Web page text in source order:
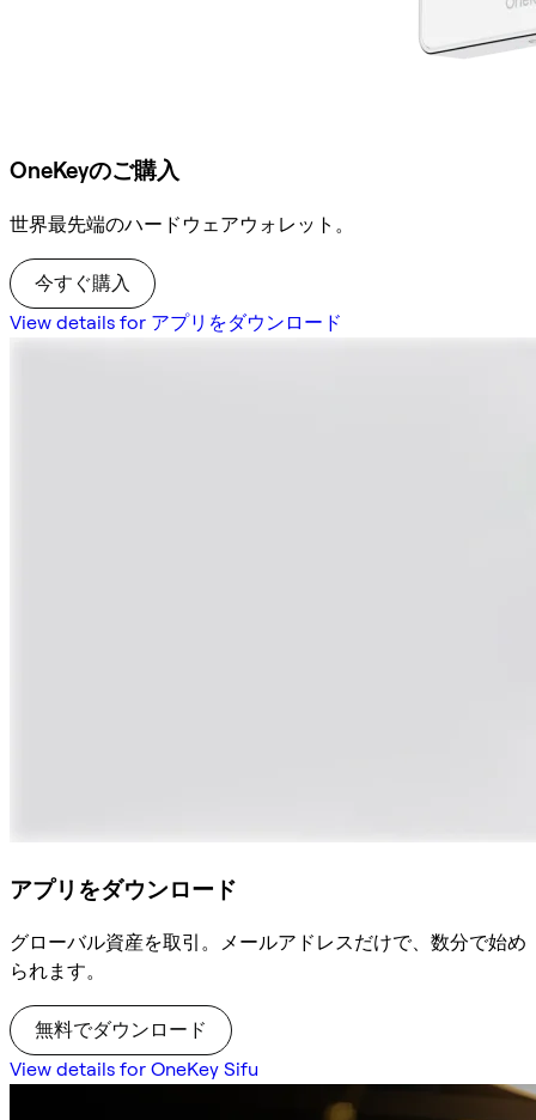
OneKeyのご購入
世界最先端のハードウェアウォレット。
今すぐ購入
View details for アプリをダウンロード
アプリをダウンロード
グローバル資産を取引。メールアドレスだけで、数分で始め
られます。
無料でダウンロード
View details for OneKey Sifu